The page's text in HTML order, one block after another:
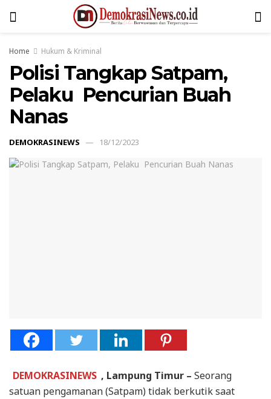
Home Hukum & Kriminal
Polisi Tangkap Satpam,
Pelaku Pencurian Buah
Nanas
DEMOKRASINEWS 18/12/2023
DEMOKRASINEWS , Lampung Timur – Seorang
satuan pengamanan (Satpam) tidak berkutik saat